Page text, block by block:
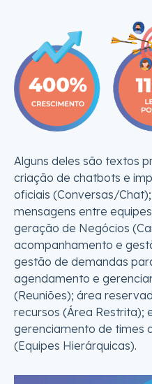
Alguns deles são textos
criação de chatbots e
oficiais (Conversas/
mensagens entre
geração de Negócios
acompanhamento e
gestão de demandas
agendamento e
(Reuniões); área
recursos (Área Restrita);
gerenciamento de times
(Equipes Hierárquicas).